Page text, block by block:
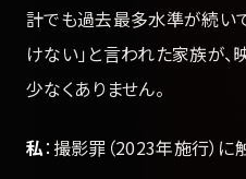
計でも過去最多水準が続い
けない」と言われた家族が
少なくありません。
私：撮影罪（2023年施行）